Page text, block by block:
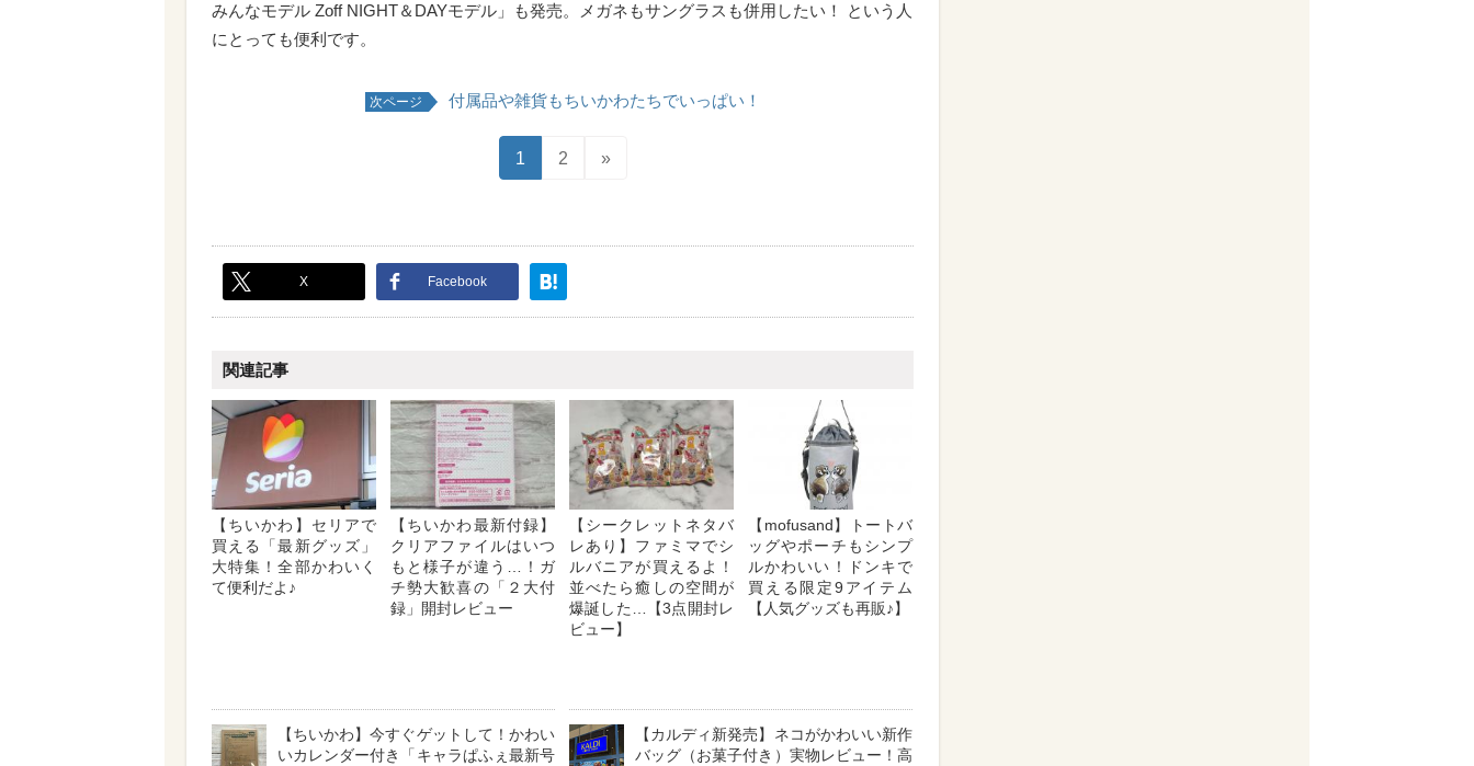
みんなモデル Zoff NIGHT＆DAYモデル」も発売。メガネもサングラスも併用したい！ という人
にとっても便利です。
次ページ 付属品や雑貨もちいかわたちでいっぱい！
1 2 »
X Facebook
関連記事
【ちいかわ】セリアで
買える「最新グッズ」
大特集！全部かわいく
て便利だよ♪
【ちいかわ最新付録】
クリアファイルはいつ
もと様子が違う…！ガ
チ勢大歓喜の「２大付
録」開封レビュー
【シークレットネタバ
レあり】ファミマでシ
ルバニアが買えるよ！
並べたら癒しの空間が
爆誕した…【3点開封レ
ビュー】
【mofusand】トートバ
ッグやポーチもシンプ
ルかわいい！ドンキで
買える限定9アイテム
【人気グッズも再販♪】
【ちいかわ】今すぐゲットして！かわい
いカレンダー付き「キャラぱふぇ最新号
【カルディ新発売】ネコがかわいい新作
バッグ（お菓子付き）実物レビュー！高